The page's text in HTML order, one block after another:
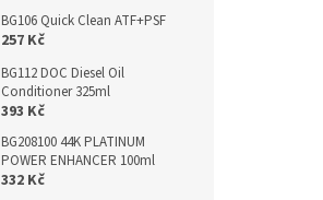
BG106 Quick Clean ATF+PSF
257 Kč
BG112 DOC Diesel Oil
Conditioner 325ml
393 Kč
BG208100 44K PLATINUM
POWER ENHANCER 100ml
332 Kč